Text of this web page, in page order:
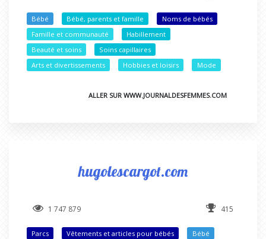
Bébé Bébé, parents et famille
Noms de bébés
Famille et communauté
Habillement
Beauté et soins
Soins capillaires
Arts et divertissements
Hobbies et loisirs Mode
ALLER SUR WWW.JOURNALDESFEMMES.COM
hugolescargot.com
1 747 879 415
Parcs Vêtements et articles pour bébés
Bébé